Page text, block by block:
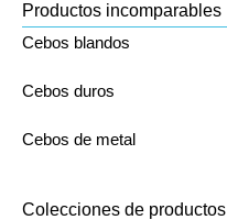
Productos incomparables
Cebos blandos
Cebos duros
Cebos de metal
Colecciones de productos